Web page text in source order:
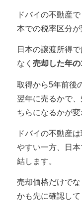
ドバイの不動産で
本での税率区分
日本の譲渡所得
なく 売却した年
取得から5年前後
翌年に売るかで
ちらになるかが変
ドバイの不動産
やすい一方、日
結します。
売却価格だけで
かも先に確認して